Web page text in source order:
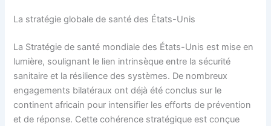
La stratégie globale de santé des États-Unis
La Stratégie de santé mondiale des États-Unis est mise en
lumière, soulignant le lien intrinsèque entre la sécurité
sanitaire et la résilience des systèmes. De nombreux
engagements bilatéraux ont déjà été conclus sur le
continent africain pour intensifier les efforts de prévention
et de réponse. Cette cohérence stratégique est conçue